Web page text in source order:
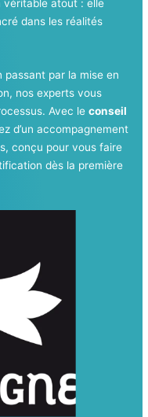
véritable atout : elle
dans les réalités
passant par la mise en
nos experts vous
Avec leconseil
d’un accompagnement
conçu pour vous faire
dès la première